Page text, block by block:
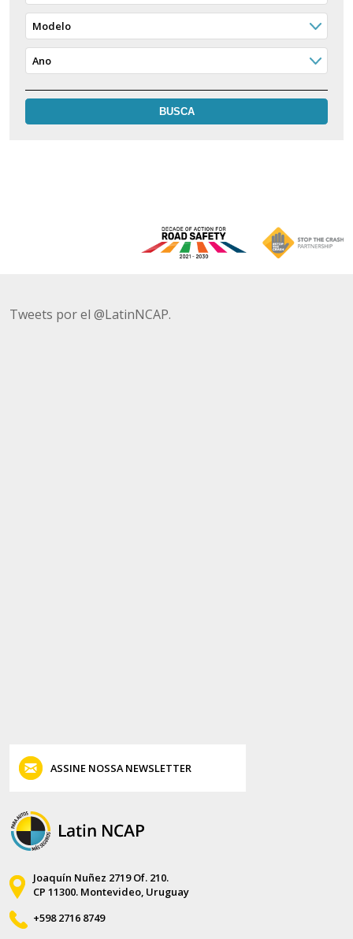
Modelo
Ano
Tweets por el @LatinNCAP.
ASSINE NOSSA NEWSLETTER
Joaquín Nuñez 2719 Of. 210.
CP 11300. Montevideo, Uruguay
+598 2716 8749